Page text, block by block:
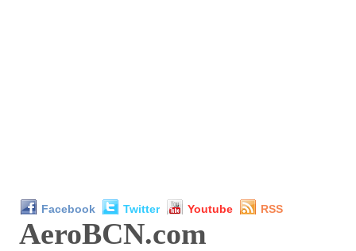
Facebook Twitter Youtube RSS
AeroBCN.com